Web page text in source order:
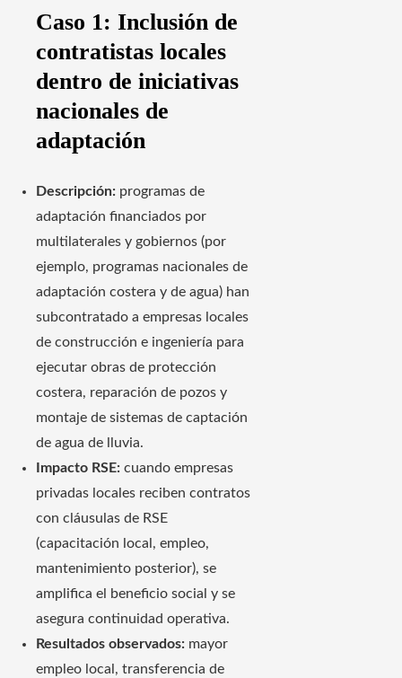
Caso 1: Inclusión de
contratistas locales
dentro de iniciativas
nacionales de
adaptación
Descripción: programas de
adaptación financiados por
multilaterales y gobiernos (por
ejemplo, programas nacionales de
adaptación costera y de agua) han
subcontratado a empresas locales
de construcción e ingeniería para
ejecutar obras de protección
costera, reparación de pozos y
montaje de sistemas de captación
de agua de lluvia.
Impacto RSE: cuando empresas
privadas locales reciben contratos
con cláusulas de RSE
(capacitación local, empleo,
mantenimiento posterior), se
amplifica el beneficio social y se
asegura continuidad operativa.
Resultados observados: mayor
empleo local, transferencia de